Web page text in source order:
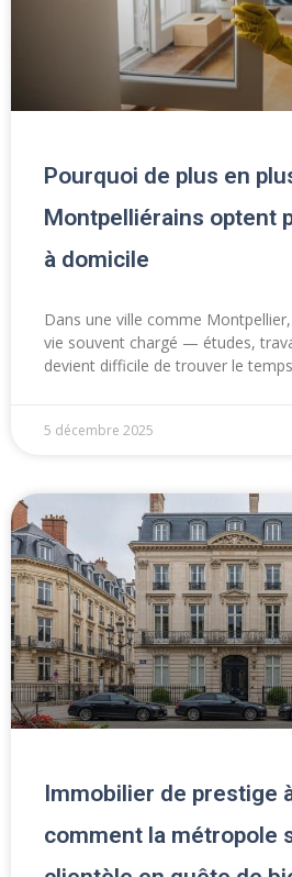
Pourquoi de plus en
Montpelliérains optent
à domicile
Dans une ville comme
vie souvent chargé — études,
devient difficile de trouver le temps
5 décembre 2025
Immobilier de prestige
comment la métropole